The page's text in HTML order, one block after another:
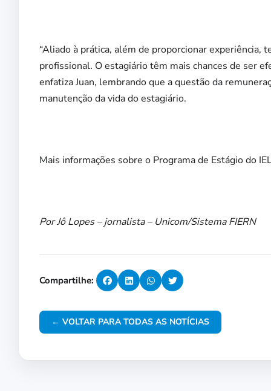
“Aliado à prática, além de proporcionar
profissional. O estagiário têm mais chances de ser
enfatiza Juan, lembrando que a questão da
manutenção da vida do estagiário.
Mais informações sobre o Programa de Estágio do
Por Jô Lopes – jornalista – Unicom/Sistema FIERN
Compartilhe:
← VOLTAR PARA TODAS AS NOTÍCIAS